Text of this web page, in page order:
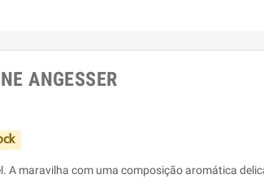
ANGESSER
A maravilha com uma composição aromática